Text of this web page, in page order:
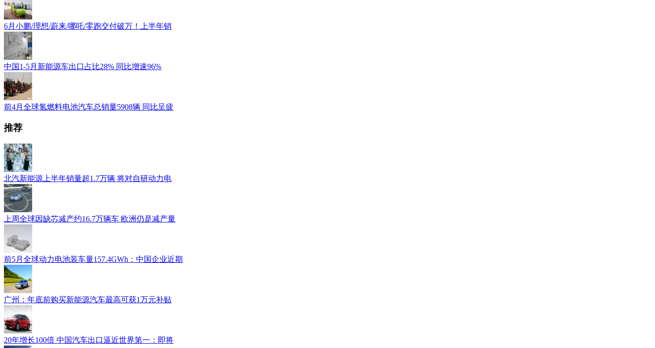
6月小鹏/理想/蔚来/哪吒/零跑交付破万！上半年销
中国1-5月新能源车出口占比28% 同比增速96%
前4月全球氢燃料电池汽车总销量5908辆 同比呈疲
推荐
北汽新能源上半年销量超1.7万辆 将对自研动力电
上周全球因缺芯减产约16.7万辆车 欧洲仍是减产量
前5月全球动力电池装车量157.4GWh：中国企业近期
广州：年底前购买新能源汽车最高可获1万元补贴
20年增长100倍 中国汽车出口逼近世界第一：即将